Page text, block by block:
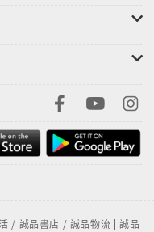
/ 誠品書店 / 誠品物流 | 誠品